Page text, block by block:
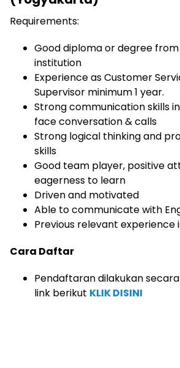
Requirements:
Good diploma or degree
institution
Experience as Customer
Supervisor minimum 1 year.
Strong communication skills
face conversation & calls
Strong logical thinking and
skills
Good team player, positive
eagerness to learn
Driven and motivated
Able to communicate with
Previous relevant experience
Cara Daftar
Pendaftaran dilakukan
link berikut KLIK DISINI